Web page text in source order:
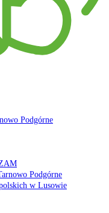
Podgórne
Podgórne
w Lusowie